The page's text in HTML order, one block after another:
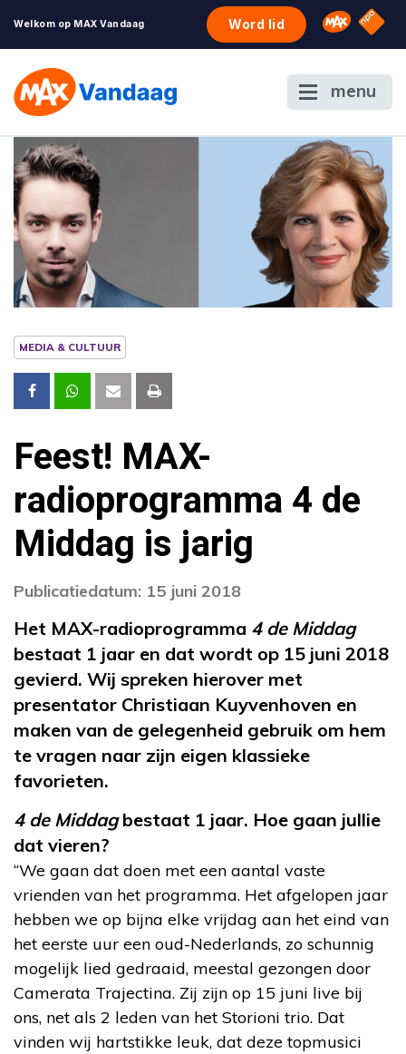
Welkom op MAX Vandaag Word lid Omroep
NPO
menu
MEDIA & CULTUUR
Feest! MAX-
radioprogramma 4 de
Middag is jarig
Publicatiedatum: 15 juni 2018
Het MAX-radioprogramma 4 de Middag
bestaat 1 jaar en dat wordt op 15 juni 2018
gevierd. Wij spreken hierover met
presentator Christiaan Kuyvenhoven en
maken van de gelegenheid gebruik om hem
te vragen naar zijn eigen klassieke
favorieten.
4 de Middagbestaat 1 jaar. Hoe gaan jullie
dat vieren?
“We gaan dat doen met een aantal vaste
vrienden van het programma. Het afgelopen jaar
hebben we op bijna elke vrijdag aan het eind van
het eerste uur een oud-Nederlands, zo schunnig
mogelijk lied gedraaid, meestal gezongen door
Camerata Trajectina. Zij zijn op 15 juni live bij
ons, net als 2 leden van het Storioni trio. Dat
vinden wij hartstikke leuk, dat deze topmusici